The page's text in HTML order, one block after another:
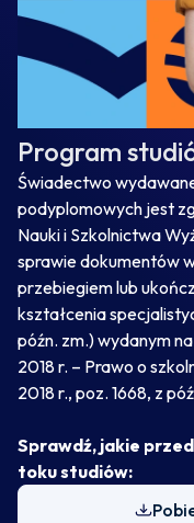
Program
Świadectwo
podyplomowych jest
Nauki i Szkolnictwa
sprawie dokumentów
przebiegiem lub
kształcenia
późn. zm.) wydanym
2018 r. – Prawo o
2018 r., poz. 1668, z
Sprawdź, jakie
toku studiów: